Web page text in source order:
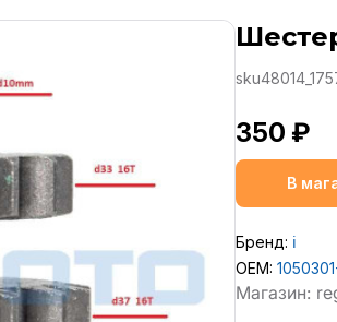
350 ₽
В
Бренд: ℹ️
OEM: